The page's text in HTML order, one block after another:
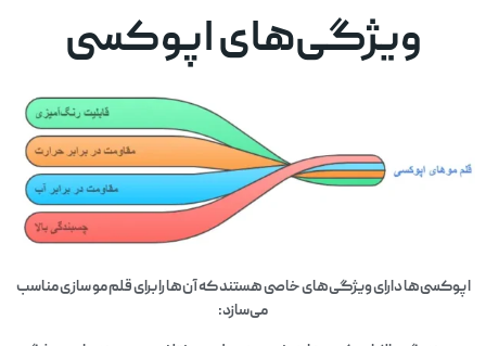
ویژگی‌های اپوکسی
اپوکسی‌ها دارای ویژگی‌های خاصی هستند که آن‌ها را برای قلم مو سازی مناسب
می‌سازد: